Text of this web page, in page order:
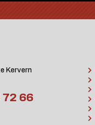
Kervern
66